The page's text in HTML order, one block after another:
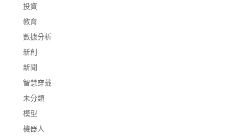
投資
教育
數據分析
新創
新聞
智慧穿戴
未分類
模型
機器人